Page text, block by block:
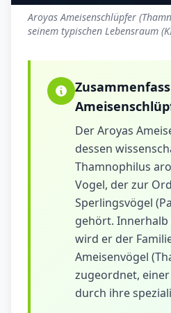
Aroyas Ameisenschlüpfer
seinem typischen Lebensraum
Der Aroyas
dessen
Thamnophilus
Vogel, der zur
Sperlingsvögel
gehört.
wird er der
Ameisenvögel
zugeordnet,
durch ihre